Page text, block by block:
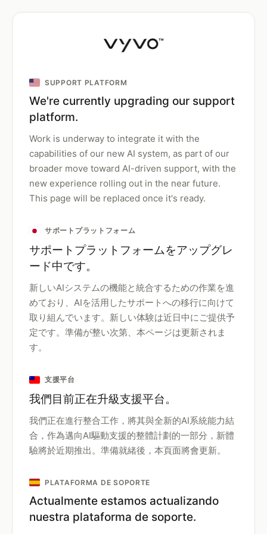
SUPPORT PLATFORM
We're currently upgrading our support
platform.
Work is underway to integrate it with the
capabilities of our new AI system, as part of our
broader move toward AI-driven support, with the
new experience rolling out in the near future.
This page will be replaced once it's ready.
サポートプラットフォーム
サポートプラットフォームをアップグレ
ード中です。
新しいAIシステムの機能と統合するための作業を進
めており、AIを活用したサポートへの移行に向けて
取り組んでいます。新しい体験は近日中にご提供予
定です。準備が整い次第、本ページは更新されま
す。
支援平台
我們目前正在升級支援平台。
我們正在進行整合工作，將其與全新的AI系統能力結
合，作為邁向AI驅動支援的整體計劃的一部分，新體
驗將於近期推出。準備就緒後，本頁面將會更新。
PLATAFORMA DE SOPORTE
Actualmente estamos actualizando
nuestra plataforma de soporte.